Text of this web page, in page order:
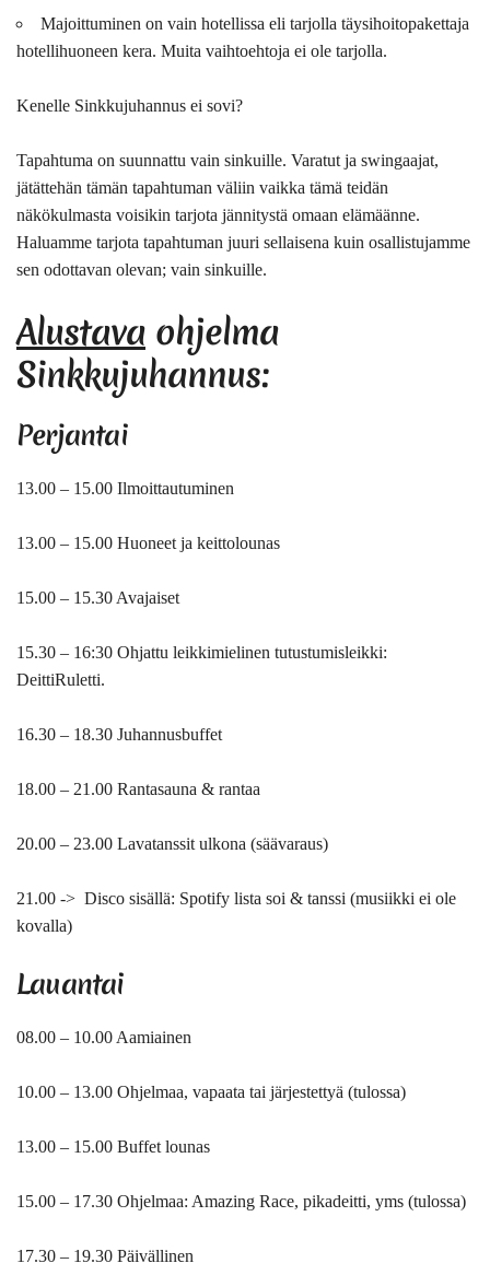
Majoittuminen on vain hotellissa eli tarjolla täysihoitopakettaja
hotellihuoneen kera. Muita vaihtoehtoja ei ole tarjolla.
Kenelle Sinkkujuhannus ei sovi?
Tapahtuma on suunnattu vain sinkuille. Varatut ja swingaajat,
jätättehän tämän tapahtuman väliin vaikka tämä teidän
näkökulmasta voisikin tarjota jännitystä omaan elämäänne.
Haluamme tarjota tapahtuman juuri sellaisena kuin osallistujamme
sen odottavan olevan; vain sinkuille.
Alustava ohjelma
Sinkkujuhannus:
Perjantai
13.00 – 15.00 Ilmoittautuminen
13.00 – 15.00 Huoneet ja keittolounas
15.00 – 15.30 Avajaiset
15.30 – 16:30 Ohjattu leikkimielinen tutustumisleikki:
DeittiRuletti.
16.30 – 18.30 Juhannusbuffet
18.00 – 21.00 Rantasauna & rantaa
20.00 – 23.00 Lavatanssit ulkona (säävaraus)
21.00 -> Disco sisällä: Spotify lista soi & tanssi (musiikki ei ole
kovalla)
Lauantai
08.00 – 10.00 Aamiainen
10.00 – 13.00 Ohjelmaa, vapaata tai järjestettyä (tulossa)
13.00 – 15.00 Buffet lounas
15.00 – 17.30 Ohjelmaa: Amazing Race, pikadeitti, yms (tulossa)
17.30 – 19.30 Päivällinen